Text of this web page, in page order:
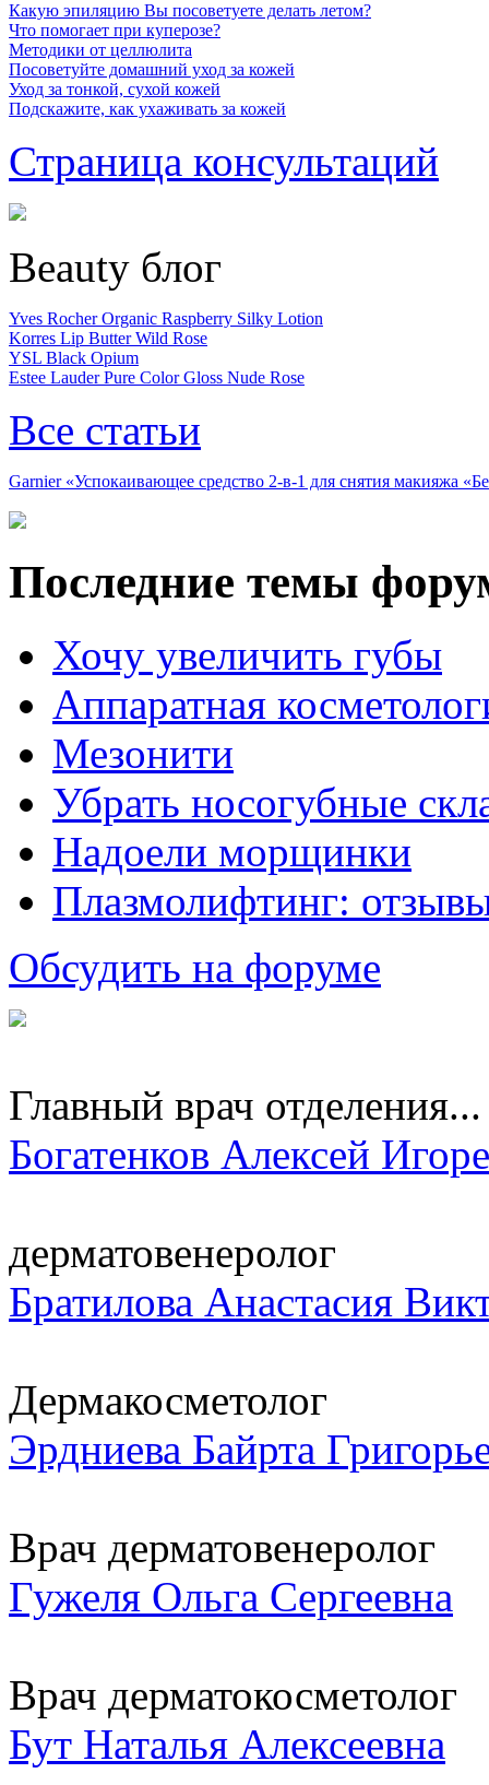
Какую эпиляцию Вы посоветуете делать летом?
Что помогает при куперозе?
Методики от целлюлита
Посоветуйте домашний уход за кожей
Уход за тонкой, сухой кожей
Подскажите, как ухаживать за кожей
Страница консультаций
Beauty блог
Yves Rocher Organic Raspberry Silky Lotion
Korres Lip Butter Wild Rose
YSL Black Opium
Estee Lauder Pure Color Gloss Nude Rose
Все статьи
Garnier «Успокаивающее средство 2-в-1 для снятия макияжа
Последние темы
Хочу увеличить губы
Аппаратная
Мезонити
Убрать носогубные
Надоели морщинки
Плазмолифтинг:
Обсудить на форуме
Главный врач отделения...
Богатенков Алексей
дерматовенеролог
Братилова Анастасия
Дермакосметолог
Эрдниева Байрта
Врач дерматовенеролог
Гужеля Ольга Сергеевна
Врач дерматокосметолог
Бут Наталья Алексеевна